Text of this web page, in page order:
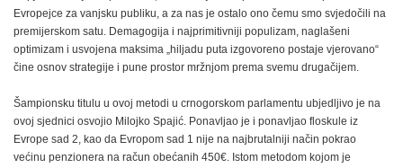
Evropejce za vanjsku publiku, a za nas je ostalo ono čemu smo svjedočili na
premijerskom satu. Demagogija i najprimitivniji populizam, naglašeni
optimizam i usvojena maksima „hiljadu puta izgovoreno postaje vjerovano“
čine osnov strategije i pune prostor mržnjom prema svemu drugačijem.
Šampionsku titulu u ovoj metodi u crnogorskom parlamentu ubjedljivo je na
ovoj sjednici osvojio Milojko Spajić. Ponavljao je i ponavljao floskule iz
Evrope sad 2, kao da Evropom sad 1 nije na najbrutalniji način pokrao
većinu penzionera na račun obećanih 450€. Istom metodom kojom je